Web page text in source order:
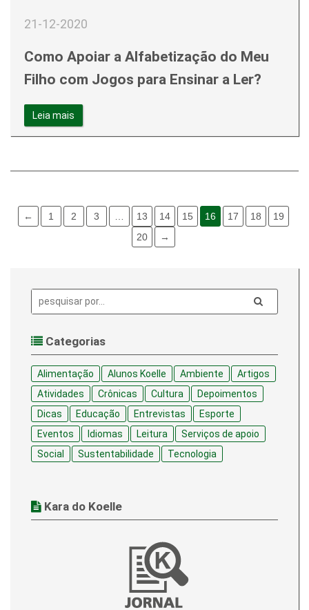
21-12-2020
Como Apoiar a Alfabetização do Meu
Filho com Jogos para Ensinar a Ler?
Leia mais
← 1 2 3 … 13 14 15 16 17 18
19
20
→
Pesquisa:
Categorias
Alimentação Alunos Koelle Ambiente
Artigos
Atividades
Crônicas Cultura
Depoimentos
Dicas
Educação Entrevistas
Esporte
Eventos
Idiomas Leitura
Serviços de apoio
Social
Sustentabilidade Tecnologia
Kara do Koelle